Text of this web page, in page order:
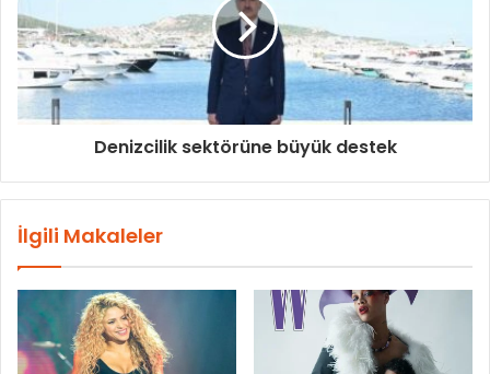
Denizcilik sektörüne büyük destek
İlgili Makaleler